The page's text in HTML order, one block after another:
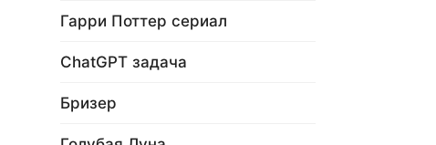
Гарри Поттер сериал
ChatGPT задача
Бризер